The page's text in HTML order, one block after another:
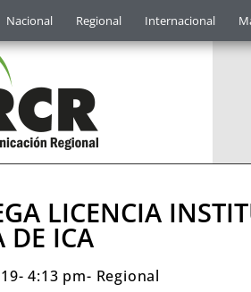
Nacional Regional Internacional
LICENCIA
DE ICA
- 4:13 pm- Regional